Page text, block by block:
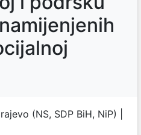
(NS, SDP BiH, NiP) |